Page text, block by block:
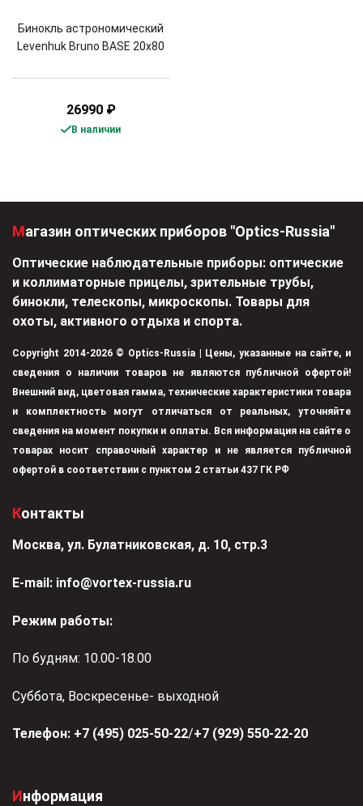
Бинокль астрономический
Levenhuk Bruno BASE 20x80
26990 ₽
В наличии
Магазин оптических приборов "Optics-Russia"
Оптические наблюдательные приборы: оптические
и коллиматорные прицелы, зрительные трубы,
бинокли, телескопы, микроскопы. Товары для
охоты, активного отдыха и спорта.
Copyright 2014-2026 © Optics-Russia | Цены, указанные на сайте, и
сведения о наличии товаров не являются публичной офертой!
Внешний вид, цветовая гамма, технические характеристики товара
и комплектность могут отличаться от реальных, уточняйте
сведения на момент покупки и оплаты. Вся информация на сайте о
товарах носит справочный характер и не является публичной
офертой в соответствии с пунктом 2 статьи 437 ГК РФ
Контакты
Москва, ул. Булатниковская, д. 10, стр.3
Е-mail: info@vortex-russia.ru
Режим работы:
По будням: 10.00-18.00
Суббота, Воскресенье- выходной
Телефон: +7 (495) 025-50-22/+7 (929) 550-22-20
Информация